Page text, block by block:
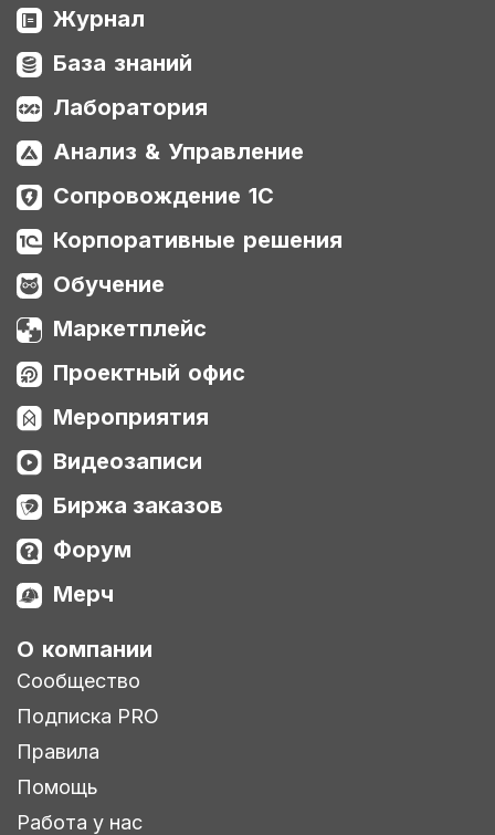
Журнал
База знаний
Лаборатория
Анализ & Управление
Сопровождение 1С
Корпоративные решения
Обучение
Маркетплейс
Проектный офис
Мероприятия
Видеозаписи
Биржа заказов
Форум
Мерч
О компании
Сообщество
Подписка PRO
Правила
Помощь
Работа у нас